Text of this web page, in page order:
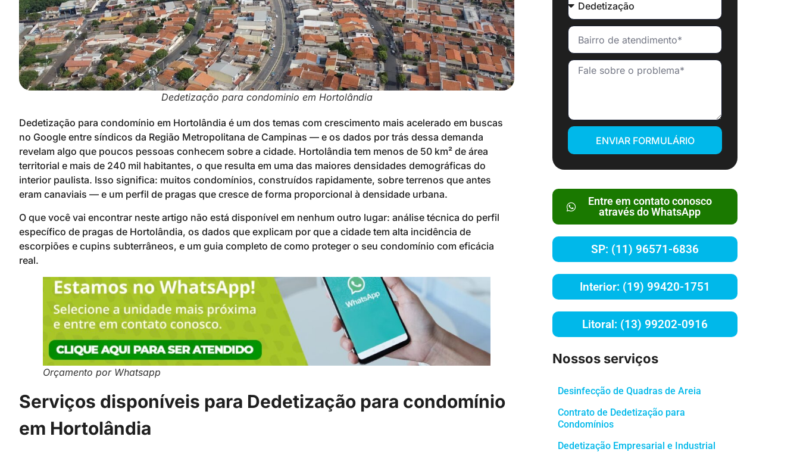
Dedetização para condominio em Hortolândia
Dedetização para condomínio em Hortolândia é um dos temas com crescimento mais acelerado em buscas
no Google entre síndicos da Região Metropolitana de Campinas — e os dados por trás dessa demanda
revelam algo que poucos pessoas conhecem sobre a cidade. Hortolândia tem menos de 50 km² de área
territorial e mais de 240 mil habitantes, o que resulta em uma das maiores densidades demográficas do
interior paulista. Isso significa: muitos condomínios, construídos rapidamente, sobre terrenos que antes
eram canaviais — e um perfil de pragas que cresce de forma proporcional à densidade urbana.
O que você vai encontrar neste artigo não está disponível em nenhum outro lugar: análise técnica do perfil
específico de pragas de Hortolândia, os dados que explicam por que a cidade tem alta incidência de
escorpiões e cupins subterrâneos, e um guia completo de como proteger o seu condomínio com eficácia
real.
Orçamento por Whatsapp
Serviços disponíveis para Dedetização para condomínio
em Hortolândia
ENVIAR FORMULÁRIO
Entre em contato conosco
através do WhatsApp
SP: (11) 96571-6836
Interior: (19) 99420-1751
Litoral: (13) 99202-0916
Nossos serviços
Desinfecção de Quadras de Areia
Contrato de Dedetização para
Condomínios
Dedetização Empresarial e Industrial